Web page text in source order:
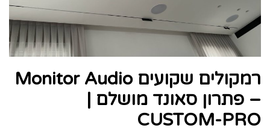
רמקולים שקועים Monitor Audio
– פתרון סאונד מושלם |
CUSTOM-PRO